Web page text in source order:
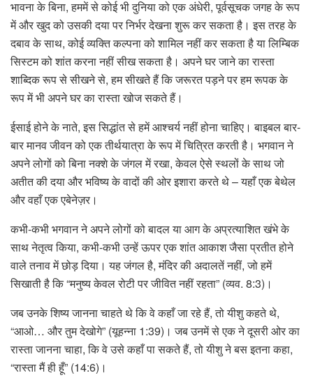
भावना के बिना, हममें से कोई भी दुनिया को एक अंधेरी, पूर्वसूचक जगह के रूप
में और खुद को उसकी दया पर निर्भर देखना शुरू कर सकता है। इस तरह के
दबाव के साथ, कोई व्यक्ति कल्पना को शामिल नहीं कर सकता है या लिम्बिक
सिस्टम को शांत करना नहीं सीख सकता है। अपने घर जाने का रास्ता
शाब्दिक रूप से सीखने से, हम सीखते हैं कि जरूरत पड़ने पर हम रूपक के
रूप में भी अपने घर का रास्ता खोज सकते हैं।
ईसाई होने के नाते, इस सिद्धांत से हमें आश्चर्य नहीं होना चाहिए। बाइबल बार-
बार मानव जीवन को एक तीर्थयात्रा के रूप में चित्रित करती है। भगवान ने
अपने लोगों को बिना नक्शे के जंगल में रखा, केवल ऐसे स्थलों के साथ जो
अतीत की दया और भविष्य के वादों की ओर इशारा करते थे – यहाँ एक बेथेल
और वहाँ एक एबेनेज़र।
कभी-कभी भगवान ने अपने लोगों को बादल या आग के अप्रत्याशित खंभे के
साथ नेतृत्व किया, कभी-कभी उन्हें ऊपर एक शांत आकाश जैसा प्रतीत होने
वाले तनाव में छोड़ दिया। यह जंगल है, मंदिर की अदालतें नहीं, जो हमें
सिखाती है कि “मनुष्य केवल रोटी पर जीवित नहीं रहता” (व्यव. 8:3)।
जब उनके शिष्य जानना चाहते थे कि वे कहाँ जा रहे हैं, तो यीशु कहते थे,
“आओ… और तुम देखोगे” (यूहन्ना 1:39)। जब उनमें से एक ने दूसरी ओर का
रास्ता जानना चाहा, कि वे उसे कहाँ पा सकते हैं, तो यीशु ने बस इतना कहा,
“रास्ता मैं ही हूँ” (14:6)।